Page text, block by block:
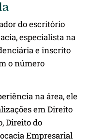
do escritório
especialista na
e inscrito
o número
na área, ele
em Direito
Direito do
Empresarial